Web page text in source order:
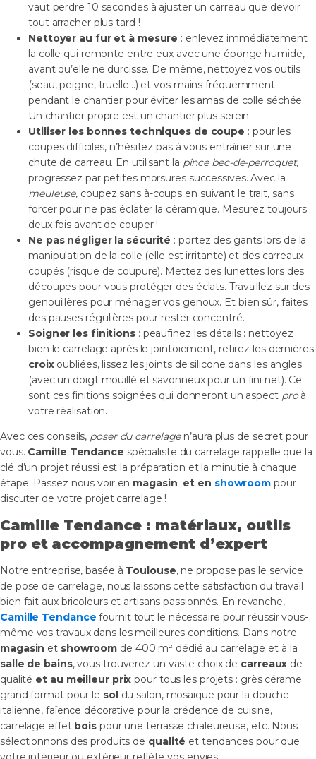
vaut perdre 10 secondes à ajuster un carreau que devoir
tout arracher plus tard !
Nettoyer au fur et à mesure : enlevez immédiatement
la colle qui remonte entre eux avec une éponge humide,
avant qu’elle ne durcisse. De même, nettoyez vos outils
(seau, peigne, truelle…) et vos mains fréquemment
pendant le chantier pour éviter les amas de colle séchée.
Un chantier propre est un chantier plus serein.
Utiliser les bonnes techniques de coupe : pour les
coupes difficiles, n’hésitez pas à vous entraîner sur une
chute de carreau. En utilisant la pince bec-de-perroquet,
progressez par petites morsures successives. Avec la
meuleuse, coupez sans à-coups en suivant le trait, sans
forcer pour ne pas éclater la céramique. Mesurez toujours
deux fois avant de couper !
Ne pas négliger la sécurité : portez des gants lors de la
manipulation de la colle (elle est irritante) et des carreaux
coupés (risque de coupure). Mettez des lunettes lors des
découpes pour vous protéger des éclats. Travaillez sur des
genouillères pour ménager vos genoux. Et bien sûr, faites
des pauses régulières pour rester concentré.
Soigner les finitions : peaufinez les détails : nettoyez
bien le carrelage après le jointoiement, retirez les dernières
croix oubliées, lissez les joints de silicone dans les angles
(avec un doigt mouillé et savonneux pour un fini net). Ce
sont ces finitions soignées qui donneront un aspect proà
votre réalisation.
Avec ces conseils, poser du carrelage n’aura plus de secret pour
vous. Camille Tendance spécialiste du carrelage rappelle que la
clé d’un projet réussi est la préparation et la minutie à chaque
étape. Passez nous voir en magasin et en showroom pour
discuter de votre projet carrelage !
Camille Tendance : matériaux, outils
pro et accompagnement d’expert
Notre entreprise, basée à Toulouse, ne propose pas le service
de pose de carrelage, nous laissons cette satisfaction du travail
bien fait aux bricoleurs et artisans passionnés. En revanche,
Camille Tendance fournit tout le nécessaire pour réussir vous-
même vos travaux dans les meilleures conditions. Dans notre
magasin et showroom de 400 m² dédié au carrelage et à la
salle de bains, vous trouverez un vaste choix de carreaux de
qualité et au meilleur prixpour tous les projets : grès cérame
grand format pour le sol du salon, mosaïque pour la douche
italienne, faïence décorative pour la crédence de cuisine,
carrelage effet bois pour une terrasse chaleureuse, etc. Nous
sélectionnons des produits de qualité et tendances pour que